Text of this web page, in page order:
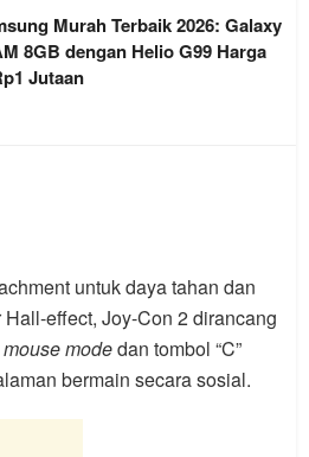
Murah Terbaik 2026: Galaxy
8GB dengan Helio G99 Harga
Jutaan
untuk daya tahan dan
effect, Joy-Con 2 dirancang
mouse modedan tombol “C”
bermain secara sosial.